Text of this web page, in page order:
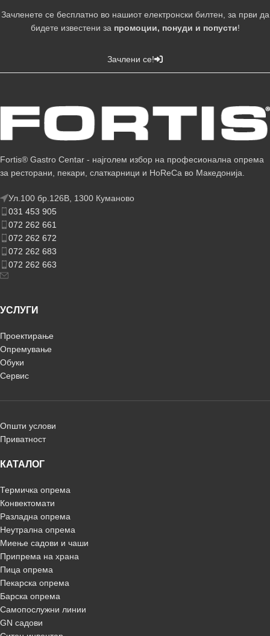
Зачленете се бесплатно во нашиот електронски билтен, за први да
бидете известени за промоции, понуди и попусти!
Зачлени се!
Fortis® Gastro Centar - најголем избор на професионална опрема
за ресторани, пекари, слаткарници и HoReCa во Македонија.
Ул.100 бр.126В, 1300 Куманово
031 453 905
072 262 661
072 262 672
072 262 683
072 262 663
УСЛУГИ
Проектирање
Опремување
Обуки
Сервис
Општи услови
Приватност
КАТАЛОГ
Термичка опрема
Конвектомати
Разладна опрема
Неутрална опрема
Миење садови и чаши
Припрема на храна
Пица опрема
Пекарска опрема
Барска опрема
Самопослужни линии
GN садови